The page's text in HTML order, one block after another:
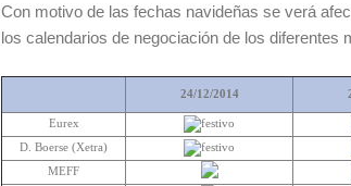
Con motivo de las fechas navideñas se verá
los calendarios de negociación de los
24/12/2014
Eurex
D. Boerse (Xetra)
MEFF